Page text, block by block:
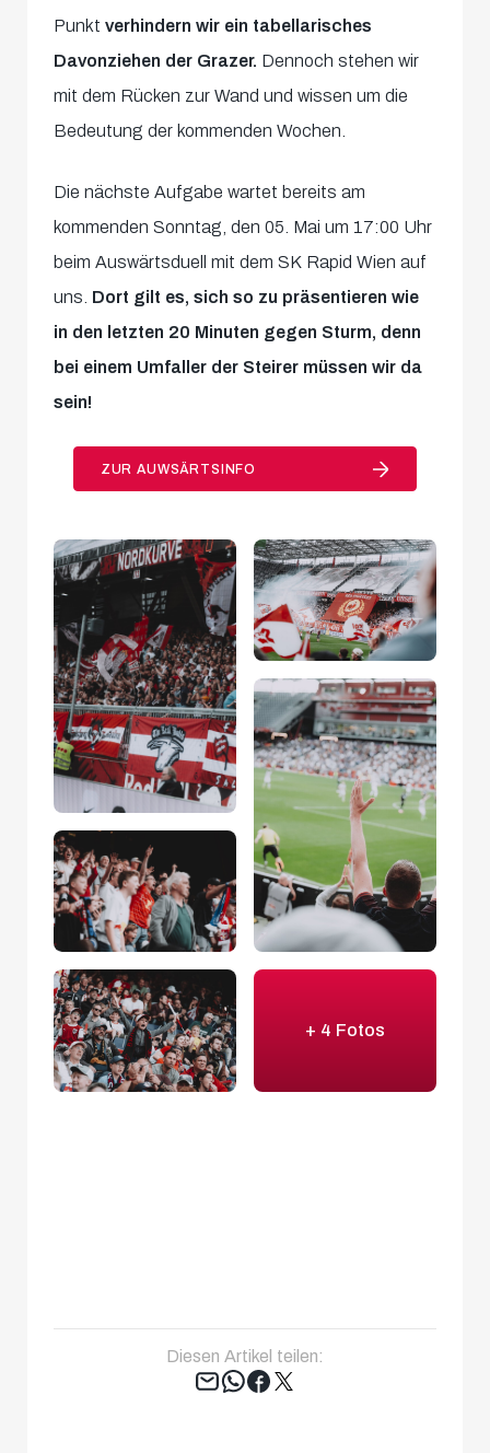
Punktverhindern wir ein tabellarisches
Davonziehen der Grazer. Dennoch stehen wir
mit dem Rücken zur Wand und wissen um die
Bedeutung der kommenden Wochen.
Die nächste Aufgabe wartet bereits am
kommenden Sonntag, den 05. Mai um 17:00 Uhr
beim Auswärtsduell mit dem SK Rapid Wien auf
uns. Dort gilt es, sich so zu präsentieren wie
in den letzten 20 Minuten gegen Sturm, denn
bei einem Umfaller der Steirer müssen wir da
sein!
ZUR AUWSÄRTSINFO
+ 4 Fotos
Diesen Artikel teilen:
Tweet